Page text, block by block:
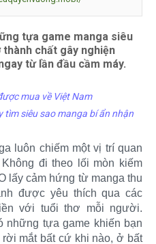
tựa game manga siêu
chất gây nghiện
từ lần đầu cầm máy.
mua về Việt Nam
tìm siêu sao manga bí ẩn nhận
luôn chiếm một vị trí quan
đi theo lối mòn kiếm
lấy cảm hứng từ manga thu
được yêu thích qua các
với tuổi thơ mỗi người.
những tựa game khiến bạn
mắt bất cứ khi nào, ở bất